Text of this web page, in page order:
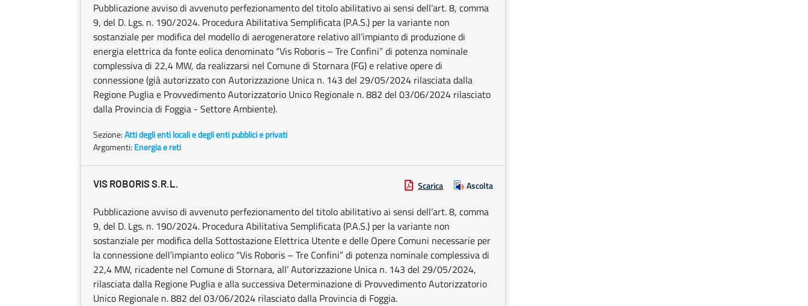
Pubblicazione avviso di avvenuto perfezionamento del titolo abilitativo ai sensi dell’art. 8, comma
9, del D. Lgs. n. 190/2024. Procedura Abilitativa Semplificata (P.A.S.) per la variante non
sostanziale per modifica del modello di aerogeneratore relativo all’impianto di produzione di
energia elettrica da fonte eolica denominato “Vis Roboris – Tre Confini” di potenza nominale
complessiva di 22,4 MW, da realizzarsi nel Comune di Stornara (FG) e relative opere di
connessione (già autorizzato con Autorizzazione Unica n. 143 del 29/05/2024 rilasciata dalla
Regione Puglia e Provvedimento Autorizzatorio Unico Regionale n. 882 del 03/06/2024 rilasciato
dalla Provincia di Foggia - Settore Ambiente).
Sezione:Atti degli enti locali e degli enti pubblici e privati
Argomenti: Energia e reti
VIS ROBORIS S.R.L. Scarica Ascolta
Pubblicazione avviso di avvenuto perfezionamento del titolo abilitativo ai sensi dell’art. 8, comma
9, del D. Lgs. n. 190/2024. Procedura Abilitativa Semplificata (P.A.S.) per la variante non
sostanziale per modifica della Sottostazione Elettrica Utente e delle Opere Comuni necessarie per
la connessione dell’impianto eolico “Vis Roboris – Tre Confini” di potenza nominale complessiva di
22,4 MW, ricadente nel Comune di Stornara, all’ Autorizzazione Unica n. 143 del 29/05/2024,
rilasciata dalla Regione Puglia e alla successiva Determinazione di Provvedimento Autorizzatorio
Unico Regionale n. 882 del 03/06/2024 rilasciato dalla Provincia di Foggia.